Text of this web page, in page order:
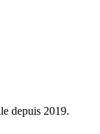
depuis 2019.